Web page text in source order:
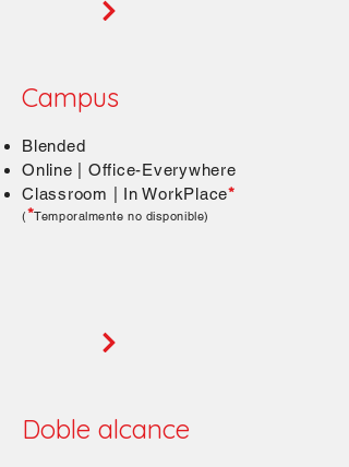
Campus
Blended
Online | Office-Everywhere
Classroom | In WorkPlace*
(*Temporalmente no disponible)
Doble alcance